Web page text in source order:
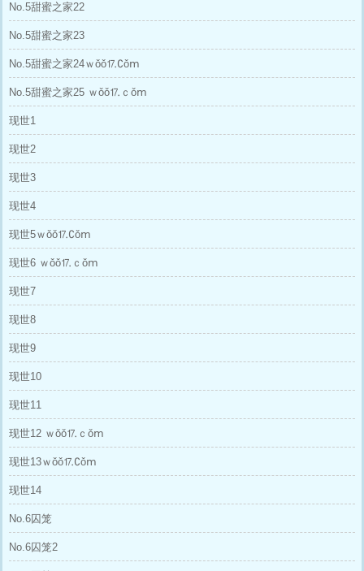
No.5甜蜜之家22
No.5甜蜜之家23
No.5甜蜜之家24ｗǒǒ⒘∁ǒⅿ
No.5甜蜜之家25 ｗǒǒ⒘ｃǒⅿ
现世1
现世2
现世3
现世4
现世5ｗǒǒ⒘∁ǒⅿ
现世6 ｗǒǒ⒘ｃǒⅿ
现世7
现世8
现世9
现世10
现世11
现世12 ｗǒǒ⒘ｃǒⅿ
现世13ｗǒǒ⒘∁ǒⅿ
现世14
No.6囚笼
No.6囚笼2